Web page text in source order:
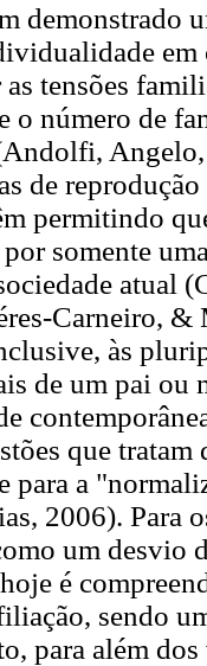
demonstrado
em
as tensões
o número de
de
permitindo
somente
atual
Carneiro,
às
de um pai
que
para a
2006). Para
um desvio
é
sendo
para além